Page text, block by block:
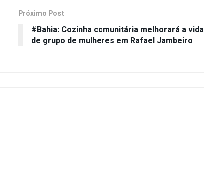
Próximo Post
#Bahia: Cozinha comunitária melhorará a vida
de grupo de mulheres em Rafael Jambeiro